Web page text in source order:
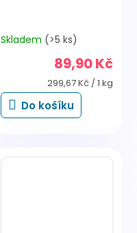
Skladem (>5 ks)
89,90 Kč
Měrná
cena:
299,67 Kč / 1 kg
Do košíku